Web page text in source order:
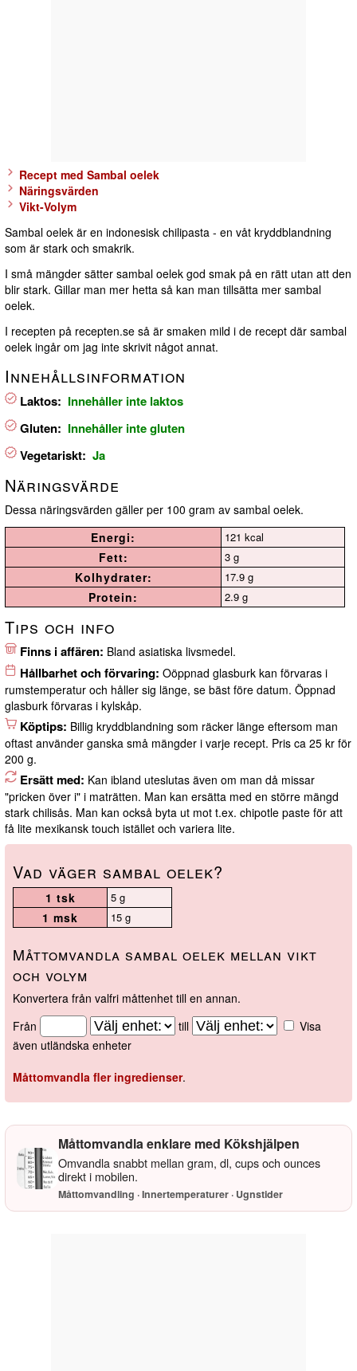
Recept med Sambal oelek
Näringsvärden
Vikt-Volym
Sambal oelek är en indonesisk chilipasta - en våt kryddblandning
som är stark och smakrik.
I små mängder sätter sambal oelek god smak på en rätt utan att den
blir stark. Gillar man mer hetta så kan man tillsätta mer sambal
oelek.
I recepten på recepten.se så är smaken mild i de recept där sambal
oelek ingår om jag inte skrivit något annat.
Innehållsinformation
Laktos: Innehåller inte laktos
Gluten: Innehåller inte gluten
Vegetariskt: Ja
Näringsvärde
Dessa näringsvärden gäller per 100 gram av sambal oelek.
Energi:
121 kcal
Fett: 3 g
Kolhydrater: 17.9 g
Protein: 2.9 g
Tips och info
Finns i affären: Bland asiatiska livsmedel.
Hållbarhet och förvaring: Oöppnad glasburk kan förvaras i
rumstemperatur och håller sig länge, se bäst före datum. Öppnad
glasburk förvaras i kylskåp.
Köptips: Billig kryddblandning som räcker länge eftersom man
oftast använder ganska små mängder i varje recept. Pris ca 25 kr för
200 g.
Ersätt med: Kan ibland uteslutas även om man då missar
"pricken över i" i maträtten. Man kan ersätta med en större mängd
stark chilisås. Man kan också byta ut mot t.ex. chipotle paste för att
få lite mexikansk touch istället och variera lite.
Vad väger sambal oelek?
1 tsk 5 g
1 msk 15 g
Måttomvandla sambal oelek mellan vikt
och volym
Konvertera från valfri måttenhet till en annan.
Från
till
Visa
även utländska enheter
Måttomvandla fler ingredienser.
Måttomvandla enklare med Kökshjälpen
Omvandla snabbt mellan gram, dl, cups och ounces
direkt i mobilen.
Måttomvandling · Innertemperaturer · Ugnstider